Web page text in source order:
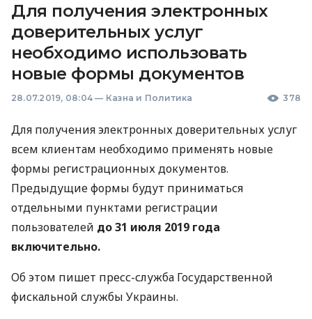
Для получения электронных
доверительных услуг
необходимо использовать
новые формы документов
28.07.2019, 08:04 — Казна и Политика 378
Для получения электронных доверительных услуг
всем клиентам необходимо применять новые
формы регистрационных документов.
Предыдущие формы будут приниматься
отдельными пунктами регистрации
пользователей до 31 июля 2019 года
включительно.
Об этом пишет пресс-служба Государственной
фискальной службы Украины.